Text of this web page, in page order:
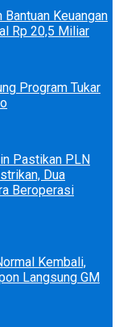
Keuangan
Rp 20,5 Miliar
Program Tukar
Pastikan PLN
Dua
Beroperasi
Kembali,
Langsung GM